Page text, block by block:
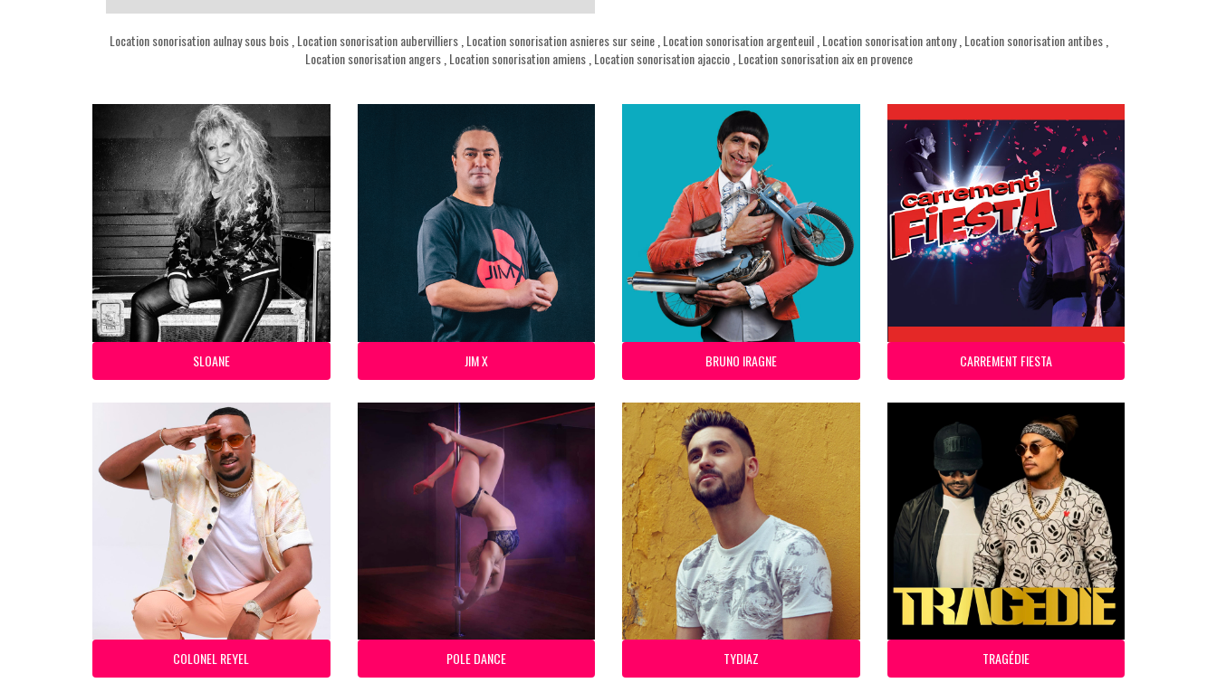
Location sonorisation aulnay sous bois, Location sonorisation aubervilliers, Location sonorisation asnieres sur seine, Location sonorisation argenteuil, Location sonorisation antony, Location sonorisation antibes,
Location sonorisation angers, Location sonorisation amiens, Location sonorisation ajaccio, Location sonorisation aix en provence
SLOANE JIM X BRUNO IRAGNE CARREMENT FIESTA
COLONEL REYEL POLE DANCE TYDIAZ TRAGÉDIE